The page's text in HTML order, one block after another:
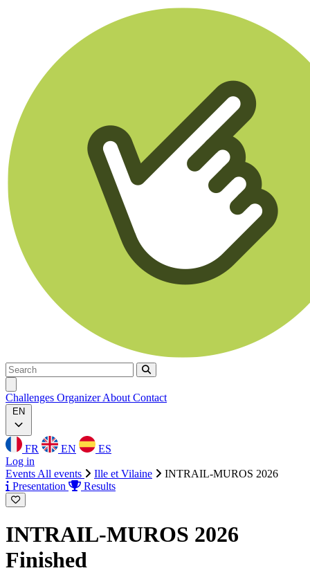
Search
Search
Challenges OrganizerAbout Contact
EN
FR EN
ES
Log in
Events All events Ille et Vilaine
INTRAIL-MUROS 2026
Presentation
Results
INTRAIL-MUROS 2026
Finished